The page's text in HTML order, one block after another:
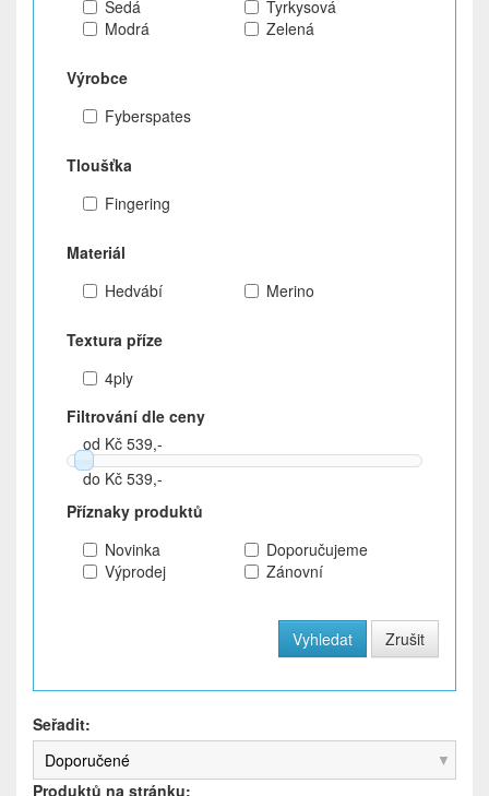
Šedá
Tyrkysová
Modrá
Zelená
Výrobce
Fyberspates
Tloušťka
Fingering
Materiál
Hedvábí
Merino
Textura příze
4ply
Filtrování dle ceny
od Kč 539,-
do Kč 539,-
Příznaky produktů
Novinka
Doporučujeme
Výprodej
Zánovní
Seřadit:
Doporučené
Produktů na stránku: